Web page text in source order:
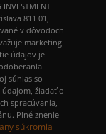
811 01,
v dôvodoch
marketing
údajov je
súhlas so
žiadať o
spracúvania,
Plné znenie
súkromia